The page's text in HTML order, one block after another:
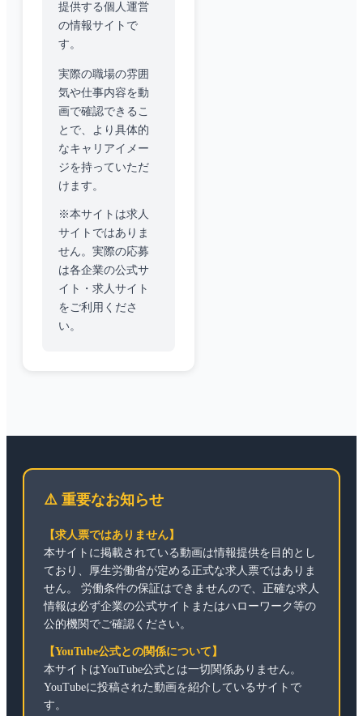
提供する個人運営
の情報サイトで
す。
実際の職場の雰囲
気や仕事内容を動
画で確認できるこ
とで、より具体的
なキャリアイメー
ジを持っていただ
けます。
※本サイトは求人
サイトではありま
せん。実際の応募
は各企業の公式サ
イト・求人サイト
をご利用くださ
い。
⚠️ 重要なお知らせ
【求人票ではありません】
本サイトに掲載されている動画は情報提供を目的とし
ており、厚生労働省が定める正式な求人票ではありま
せん。 労働条件の保証はできませんので、正確な求人
情報は必ず企業の公式サイトまたはハローワーク等の
公的機関でご確認ください。
【YouTube公式との関係について】
本サイトはYouTube公式とは一切関係ありません。
YouTubeに投稿された動画を紹介しているサイトで
す。